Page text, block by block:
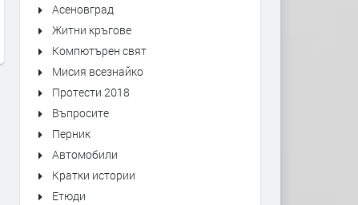
Коварен капан: Бягство от
отвъдното
преди 2 дни
Асеновград
Житни кръгове
Компютърен свят
Мисия всезнайко
Протести 2018
Въпросите
Перник
Автомобили
Кратки истории
Етюди